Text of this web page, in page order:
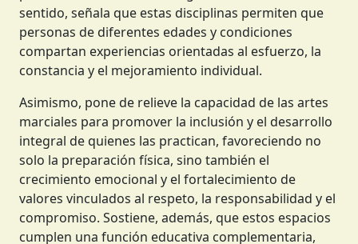
sentido, señala que estas disciplinas permiten que
personas de diferentes edades y condiciones
compartan experiencias orientadas al esfuerzo, la
constancia y el mejoramiento individual.
Asimismo, pone de relieve la capacidad de las artes
marciales para promover la inclusión y el desarrollo
integral de quienes las practican, favoreciendo no
solo la preparación física, sino también el
crecimiento emocional y el fortalecimiento de
valores vinculados al respeto, la responsabilidad y el
compromiso. Sostiene, además, que estos espacios
cumplen una función educativa complementaria,